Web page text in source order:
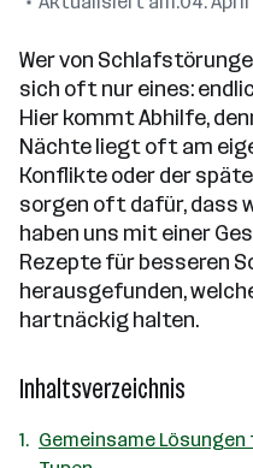
Inhaltsverzeichnis
Gemeinsame
Wer von
sich oft nur eines:
Hier kommt Abhilfe,
Nächte liegt oft am
Konflikte oder der
sorgen oft dafür, dass
haben uns mit einer
Rezepte für besseren
herausgefunden,
hartnäckig halten.